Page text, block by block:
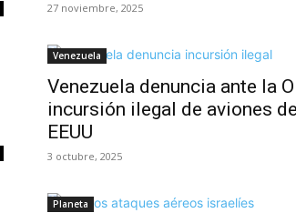
27 noviembre, 2025
Venezuela
Venezuela denuncia ante la
incursión ilegal de aviones de
EEUU
3 octubre, 2025
Planeta